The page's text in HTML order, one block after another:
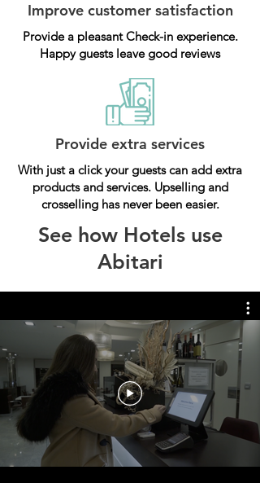
Improve customer satisfaction
Provide a pleasant Check-in experience.
Happy guests leave good reviews
Provide extra services
With just a click your guests can add extra
products and services. Upselling and
crosselling has never been easier.
See how Hotels use
Abitari